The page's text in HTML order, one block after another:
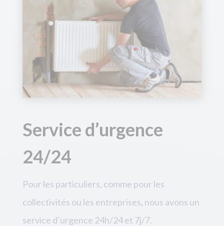
Service d’urgence
24/24
Pour les particuliers, comme pour les
collectivités ou les entreprises, nous avons un
service d’urgence 24h/24 et 7j/7.